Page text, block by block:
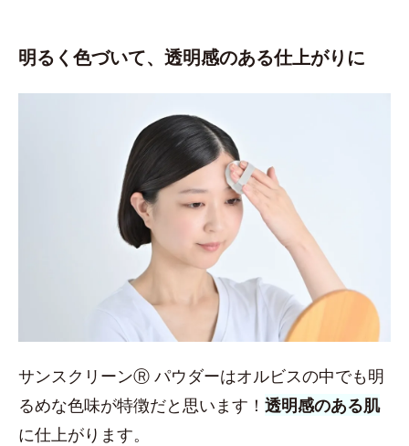
明るく色づいて、透明感のある仕上がりに
サンスクリーンⓇ パウダーはオルビスの中でも明
るめな色味が特徴だと思います！ 透明感のある肌
に仕上がります。